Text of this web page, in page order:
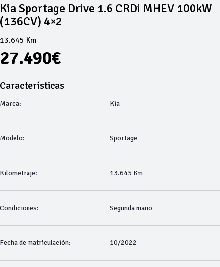
Kia Sportage Drive 1.6 CRDi MHEV 100kW
(136CV) 4×2
13.645 Km
27.490€
Características
Marca: Kia
Modelo: Sportage
Kilometraje: 13.645 Km
Condiciones: Segunda mano
Fecha de matriculación: 10/2022